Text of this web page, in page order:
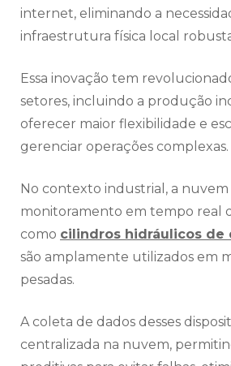
internet, eliminando a
infraestrutura física local
Essa inovação tem
setores, incluindo a produção
oferecer maior flexibilidade e
gerenciar operações complexas.
No contexto industrial, a nuvem
monitoramento em tempo real
como cilindros hidráulicos de
são amplamente utilizados em
pesadas.
A coleta de dados desses
centralizada na nuvem,